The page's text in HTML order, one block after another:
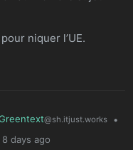
niquer l’UE.
@sh.itjust.works
•
8 days ago